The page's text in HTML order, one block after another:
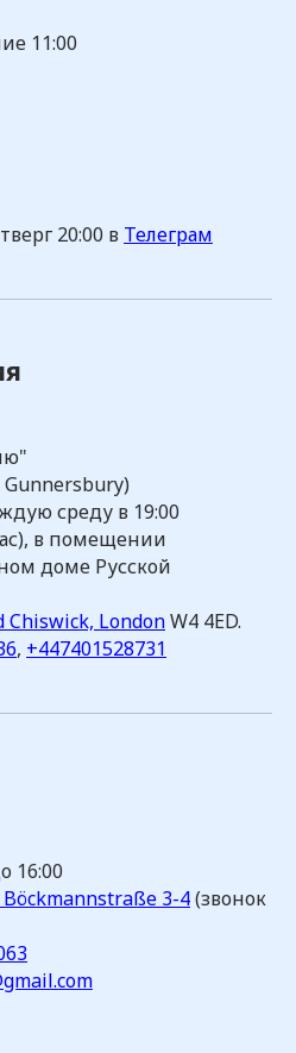
11:00
20:00 в Телеграм
среду в 19:00
в помещении
доме Русской
Chiswick, LondonW4 4ED.
, +447401528731
16:00
3-4(звонок